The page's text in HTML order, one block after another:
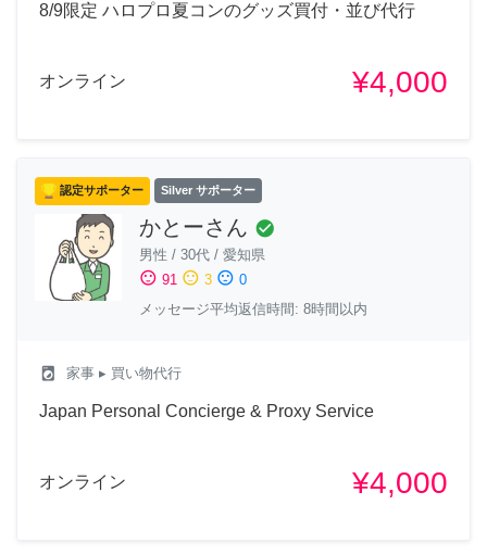
8/9限定 ハロプロ夏コンのグッズ買付・並び代行
オンライン ¥4,000
認定サポーター Silver サポーター
かとーさん check_circle
男性 / 30代 / 愛知県
sentiment_satisfied 91 sentiment_neutral 3 sentiment_dissatisfied 0
メッセージ平均返信時間: 8時間以内
local_laundry_service 家事 ▸ 買い物代行
Japan Personal Concierge & Proxy Service
オンライン ¥4,000